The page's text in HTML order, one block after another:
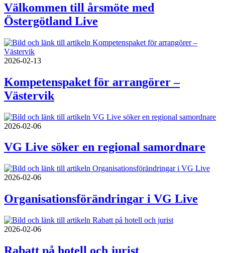
Välkommen till årsmöte med
Östergötland Live
2026-02-13
Kompetenspaket för arrangörer –
Västervik
2026-02-06
VG Live söker en regional samordnare
2026-02-06
Organisationsförändringar i VG Live
2026-02-06